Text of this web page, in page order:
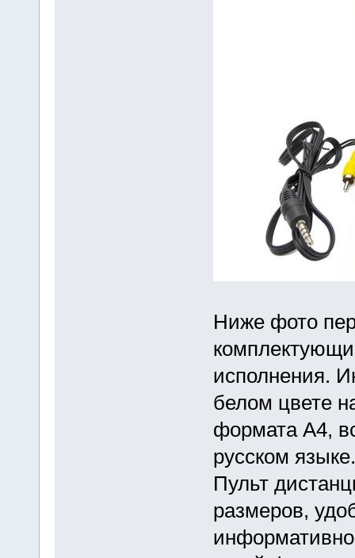
Ниже фото
исполнения.
белом цвете
формата А4,
русском языке.
Пульт
размеров,